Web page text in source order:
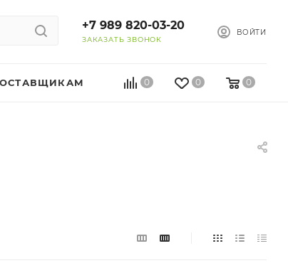
+7 989 820-03-20
ЗАКАЗАТЬ ЗВОНОК
ВОЙТИ
0 0 0